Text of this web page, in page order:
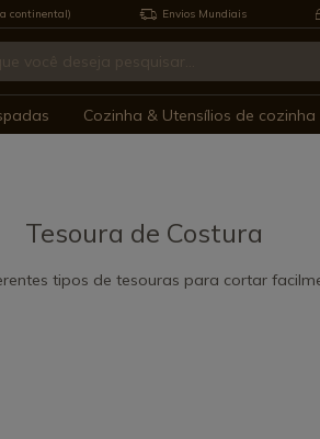
continental) Envios Mundiais
Cozinha & Utensílios de cozinha
Tesoura de Costura
tipos de tesouras para cortar